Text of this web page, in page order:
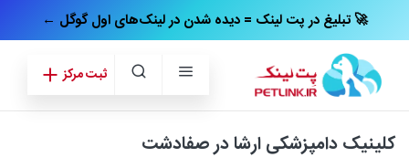
← تبلیغ در پت‌ لینک = دیده شدن در لینک‌های اول گوگل 🚀
ثبت مرکز
کلینیک دامپزشکی ارشا در صفادشت